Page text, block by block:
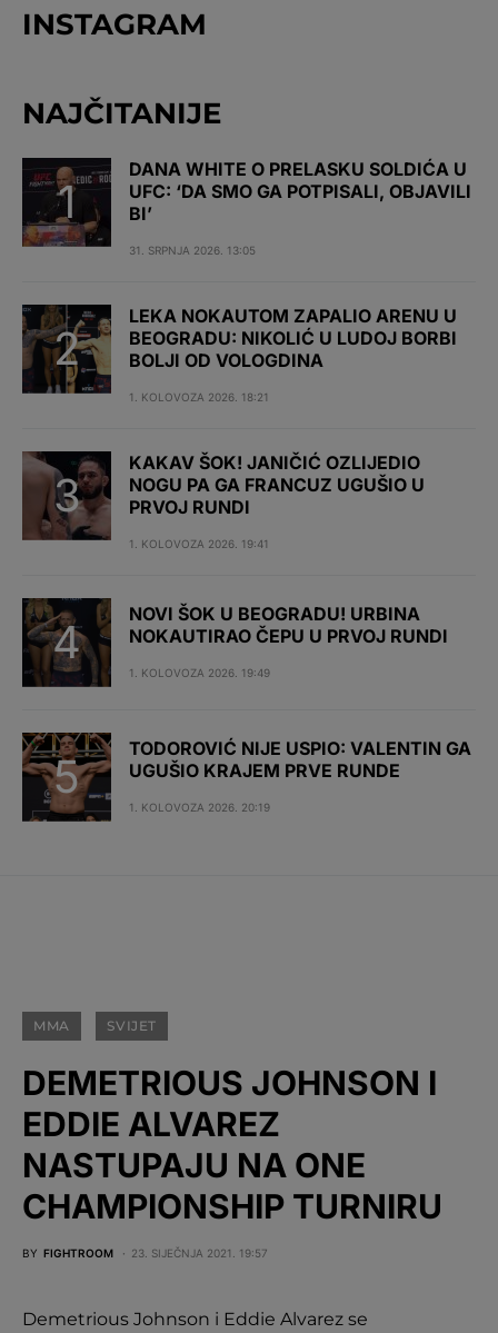
INSTAGRAM
NAJČITANIJE
DANA WHITE O PRELASKU SOLDIĆA U
UFC: ‘DA SMO GA POTPISALI, OBJAVILI
BI’
31. SRPNJA 2026. 13:05
LEKA NOKAUTOM ZAPALIO ARENU U
BEOGRADU: NIKOLIĆ U LUDOJ BORBI
BOLJI OD VOLOGDINA
1. KOLOVOZA 2026. 18:21
KAKAV ŠOK! JANIČIĆ OZLIJEDIO
NOGU PA GA FRANCUZ UGUŠIO U
PRVOJ RUNDI
1. KOLOVOZA 2026. 19:41
NOVI ŠOK U BEOGRADU! URBINA
NOKAUTIRAO ČEPU U PRVOJ RUNDI
1. KOLOVOZA 2026. 19:49
TODOROVIĆ NIJE USPIO: VALENTIN GA
UGUŠIO KRAJEM PRVE RUNDE
1. KOLOVOZA 2026. 20:19
MMA SVIJET
DEMETRIOUS JOHNSON I
EDDIE ALVAREZ
NASTUPAJU NA ONE
CHAMPIONSHIP TURNIRU
BY FIGHTROOM 23. SIJEČNJA 2021. 19:57
Demetrious Johnson i Eddie Alvarez se